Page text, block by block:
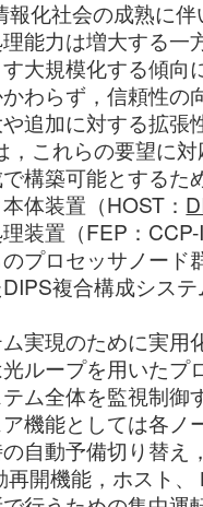
報化社会の成熟に
能力は増大する一
大規模化する傾向
わらず，信頼性の
追加に対する拡張
，これらの要望に
構築可能とするた
体装置（HOST：
装置（FEP：
プロセッサノード
複合構成シス
実現のために実用
ループを用いたプ
ム全体を監視制御
機能としては各ノ
自動予備切り替え
再開機能，ホスト